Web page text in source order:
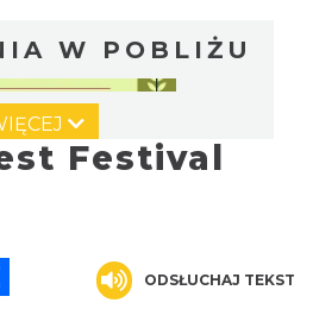
W POBLIŻU
Ziół
Festival
ODSŁUCHAJ TEKST